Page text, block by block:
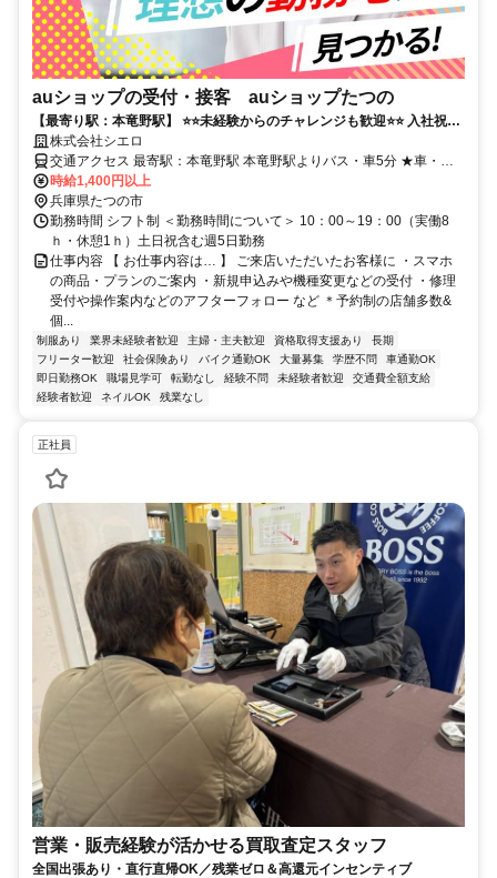
auショップの受付・接客 auショップたつの
【最寄り駅：本竜野駅】 ⭐️⭐️未経験からのチャレンジも歓迎⭐️⭐️ 入社祝金
最大10万円！ 高時給&手厚いサポートで長く続けられます！
株式会社シエロ
交通アクセス 最寄駅：本竜野駅 本竜野駅よりバス・車5分 ★車・バ
イク通勤OK
時給1,400円以上
兵庫県たつの市
勤務時間 シフト制 ＜勤務時間について＞ 10：00～19：00（実働8
ｈ・休憩1ｈ）土日祝含む週5日勤務
仕事内容 【 お仕事内容は… 】 ご来店いただいたお客様に ・スマホ
の商品・プランのご案内 ・新規申込みや機種変更などの受付 ・修理
受付や操作案内などのアフターフォロー など ＊予約制の店舗多数&
個...
制服あり 業界未経験者歓迎 主婦・主夫歓迎 資格取得支援あり
長期
フリーター歓迎
社会保険あり バイク通勤OK 大量募集 学歴不問
車通勤OK
即日勤務OK
職場見学可 転勤なし 経験不問 未経験者歓迎
交通費全額支給
経験者歓迎
ネイルOK 残業なし
正社員
営業・販売経験が活かせる買取査定スタッフ
全国出張あり・直行直帰OK／残業ゼロ＆高還元インセンティブ